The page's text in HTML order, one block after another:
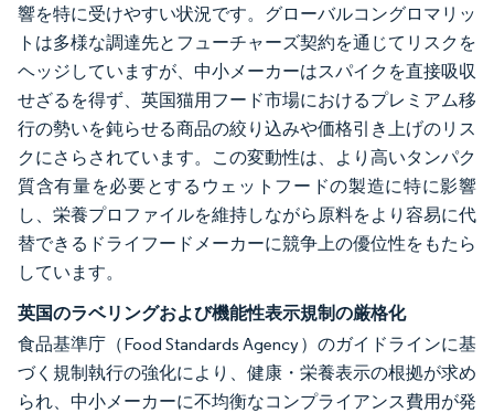
響を特に受けやすい状況です。グローバルコングロマリッ
トは多様な調達先とフューチャーズ契約を通じてリスクを
ヘッジしていますが、中小メーカーはスパイクを直接吸収
せざるを得ず、英国猫用フード市場におけるプレミアム移
行の勢いを鈍らせる商品の絞り込みや価格引き上げのリス
クにさらされています。この変動性は、より高いタンパク
質含有量を必要とするウェットフードの製造に特に影響
し、栄養プロファイルを維持しながら原料をより容易に代
替できるドライフードメーカーに競争上の優位性をもたら
しています。
英国のラベリングおよび機能性表示規制の厳格化
食品基準庁（Food Standards Agency）のガイドラインに基
づく規制執行の強化により、健康・栄養表示の根拠が求め
られ、中小メーカーに不均衡なコンプライアンス費用が発